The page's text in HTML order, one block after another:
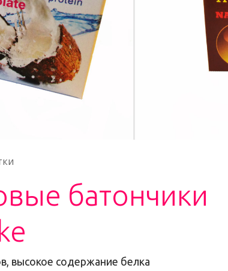
батончики
высокое содержание белка